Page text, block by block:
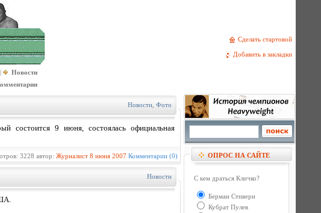
Сделать стартовой
Добавить в закладки
|
Новости
Новости Фото
состоится 9 июня, состоялась официальная
3228 автор: Журналист 8 июня 2007 Комментарии (0)
Новости
ОПРОС НА САЙТЕ
С кем драться Кличко?
Берман Стиверн
Кубрат Пулев